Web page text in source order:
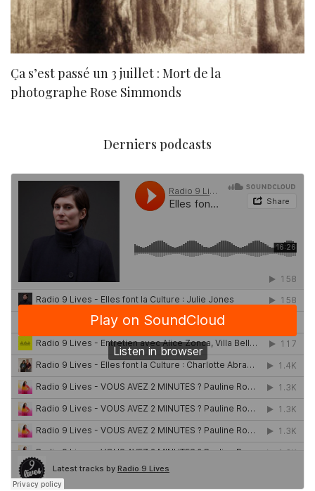
Ça s’est passé un 3 juillet : Mort de la
photographe Rose Simmonds
Derniers podcasts